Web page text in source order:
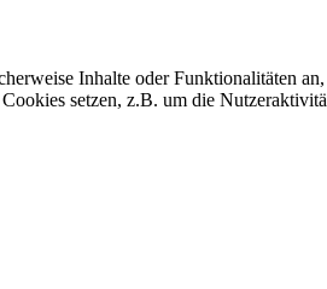
Inhalte oder Funktionalitäten
setzen, z.B. um die